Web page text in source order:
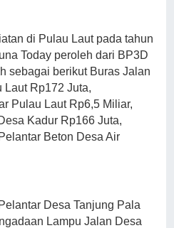
di Pulau Laut pada tahun
Today peroleh dari BP3D
sebagai berikut Buras Jalan
Laut Rp172 Juta,
Pulau Laut Rp6,5 Miliar,
Kadur Rp166 Juta,
Beton Desa Air
Desa Tanjung Pala
Lampu Jalan Desa